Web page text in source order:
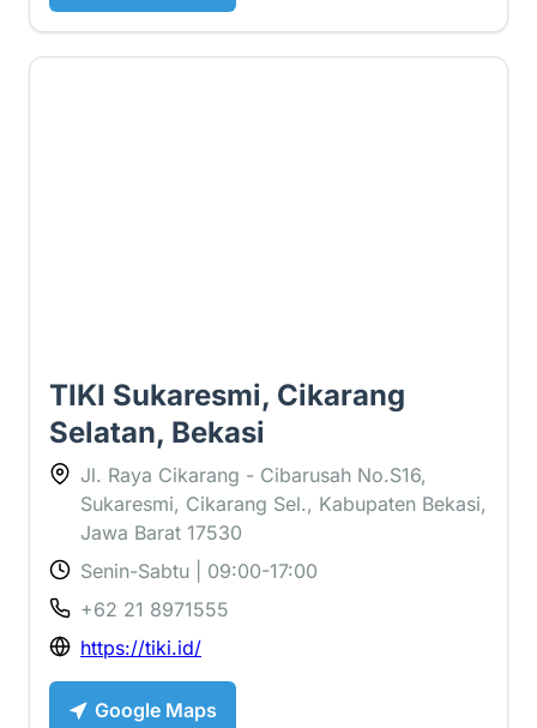
TIKI Sukaresmi, Cikarang
Selatan, Bekasi
Jl. Raya Cikarang - Cibarusah No.S16,
Sukaresmi, Cikarang Sel., Kabupaten Bekasi,
Jawa Barat 17530
Senin-Sabtu | 09:00-17:00
+62 21 8971555
https://tiki.id/
Google Maps